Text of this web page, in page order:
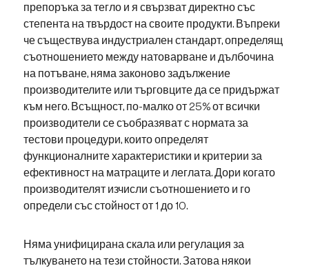
препоръка за тегло и я свързват директно със
степента на твърдост на своите продукти. Въпреки
че съществува индустриален стандарт, определящ
съотношението между натоварване и дълбочина
на потъване, няма законово задължение
производителите или търговците да се придържат
към него. Всъщност, по-малко от 25% от всички
производители се съобразяват с нормата за
тестови процедури, които определят
функционалните характеристики и критерии за
ефективност на матраците и леглата. Дори когато
производителят изчисли съотношението и го
определи със стойност от 1 до 10.
Няма унифицирана скала или регулация за
тълкуването на тези стойности. Затова някои